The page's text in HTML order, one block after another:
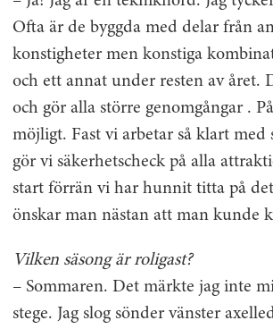
Ofta är de byggda med delar från
konstigheter men konstiga
och ett annat under resten av året.
och gör alla större genomgångar .
möjligt. Fast vi arbetar så klart
gör vi säkerhetscheck på alla
start förrän vi har hunnit titta på
önskar man nästan att man kunde
Vilken säsong är roligast?
– Sommaren. Det märkte jag inte
stege. Jag slog sönder vänster